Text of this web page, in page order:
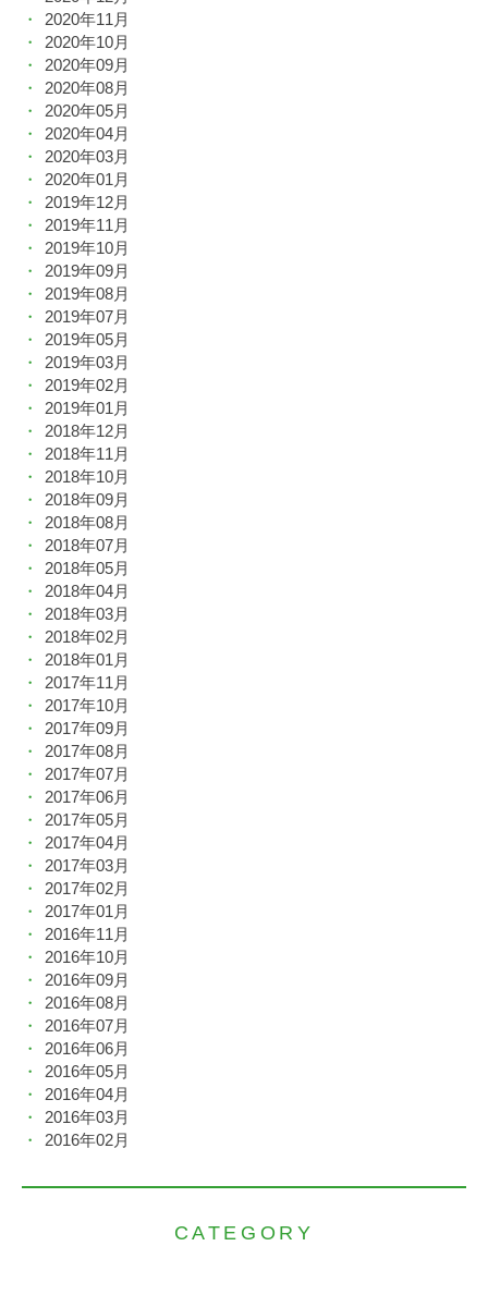
2020年11月
2020年10月
2020年09月
2020年08月
2020年05月
2020年04月
2020年03月
2020年01月
2019年12月
2019年11月
2019年10月
2019年09月
2019年08月
2019年07月
2019年05月
2019年03月
2019年02月
2019年01月
2018年12月
2018年11月
2018年10月
2018年09月
2018年08月
2018年07月
2018年05月
2018年04月
2018年03月
2018年02月
2018年01月
2017年11月
2017年10月
2017年09月
2017年08月
2017年07月
2017年06月
2017年05月
2017年04月
2017年03月
2017年02月
2017年01月
2016年11月
2016年10月
2016年09月
2016年08月
2016年07月
2016年06月
2016年05月
2016年04月
2016年03月
2016年02月
CATEGORY